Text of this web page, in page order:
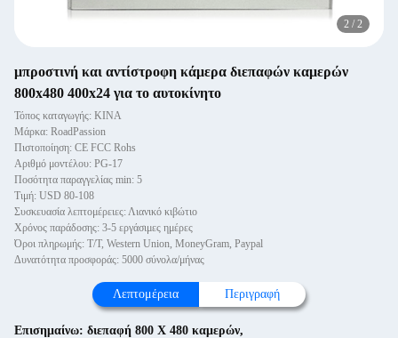
2 / 2
μπροστινή και αντίστροφη κάμερα διεπαφών καμερών
800x480 400x24 για το αυτοκίνητο
Τόπος καταγωγής: ΚΙΝΑ
Μάρκα: RoadPassion
Πιστοποίηση: CE FCC Rohs
Αριθμό μοντέλου: PG-17
Ποσότητα παραγγελίας min: 5
Τιμή: USD 80-108
Συσκευασία λεπτομέρειες: Λιανικό κιβώτιο
Χρόνος παράδοσης: 3-5 εργάσιμες ημέρες
Όροι πληρωμής: T/T, Western Union, MoneyGram, Paypal
Δυνατότητα προσφοράς: 5000 σύνολα/μήνας
Λεπτομέρεια Περιγραφή
Επισημαίνω: διεπαφή 800 X 480 καμερών,